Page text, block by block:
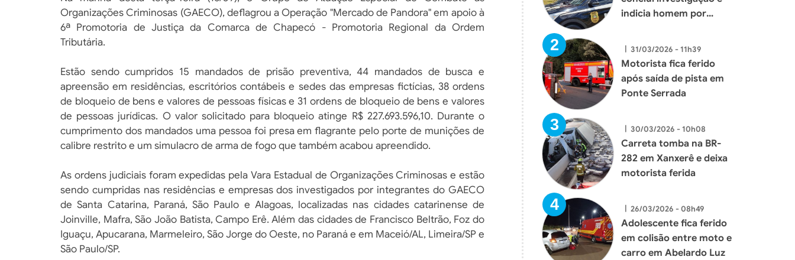
Organizações Criminosas (GAECO), deflagrou a Operação "Mercado de Pandora" em apoio à
6ª Promotoria de Justiça da Comarca de Chapecó - Promotoria Regional da Ordem
Tributária.
Estão sendo cumpridos 15 mandados de prisão preventiva, 44 mandados de busca e
apreensão em residências, escritórios contábeis e sedes das empresas fictícias, 38 ordens
de bloqueio de bens e valores de pessoas físicas e 31 ordens de bloqueio de bens e valores
de pessoas jurídicas. O valor solicitado para bloqueio atinge R$ 227.693.596,10. Durante o
cumprimento dos mandados uma pessoa foi presa em flagrante pelo porte de munições de
calibre restrito e um simulacro de arma de fogo que também acabou apreendido.
As ordens judiciais foram expedidas pela Vara Estadual de Organizações Criminosas e estão
sendo cumpridas nas residências e empresas dos investigados por integrantes do GAECO
de Santa Catarina, Paraná, São Paulo e Alagoas, localizadas nas cidades catarinense de
Joinville, Mafra, São João Batista, Campo Erê. Além das cidades de Francisco Beltrão, Foz do
Iguaçu, Apucarana, Marmeleiro, São Jorge do Oeste, no Paraná e em Maceió/AL, Limeira/SP e
São Paulo/SP.
indicia homem por
| 31/03/2026 - 11h39
Motorista fica ferido
após saída de pista em
Ponte Serrada
| 30/03/2026 - 10h08
Carreta tomba na BR-
282 em Xanxerê e deixa
motorista ferida
| 26/03/2026 - 08h49
Adolescente fica ferido
em colisão entre moto e
carro em Abelardo Luz